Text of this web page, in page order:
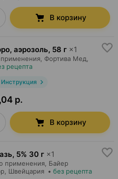
В корзину
аэрозоль, 58 г ×1
Фортива Мед,
рецепта
Инструкция
р.
В корзину
, 5% 30 г ×1
применения, Байер
, Швейцария • без рецепта